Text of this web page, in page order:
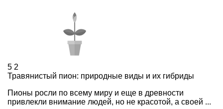
5 2
Травянистый пион: природные виды и их гибриды
Пионы росли по всему миру и еще в древности
привлекли внимание людей, но не красотой, а своей ...